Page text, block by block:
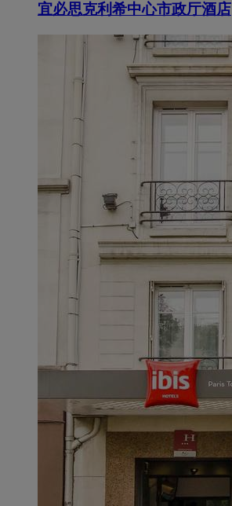
宜必思克利希中心市政厅酒店